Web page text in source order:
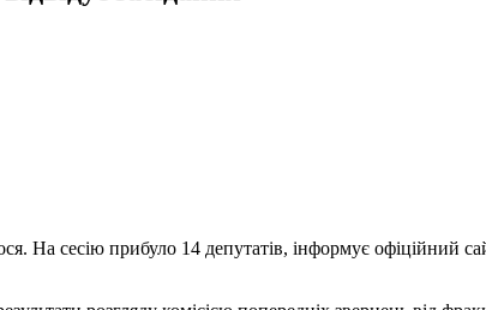
На сесію прибуло 14 депутатів, інформує офіційний